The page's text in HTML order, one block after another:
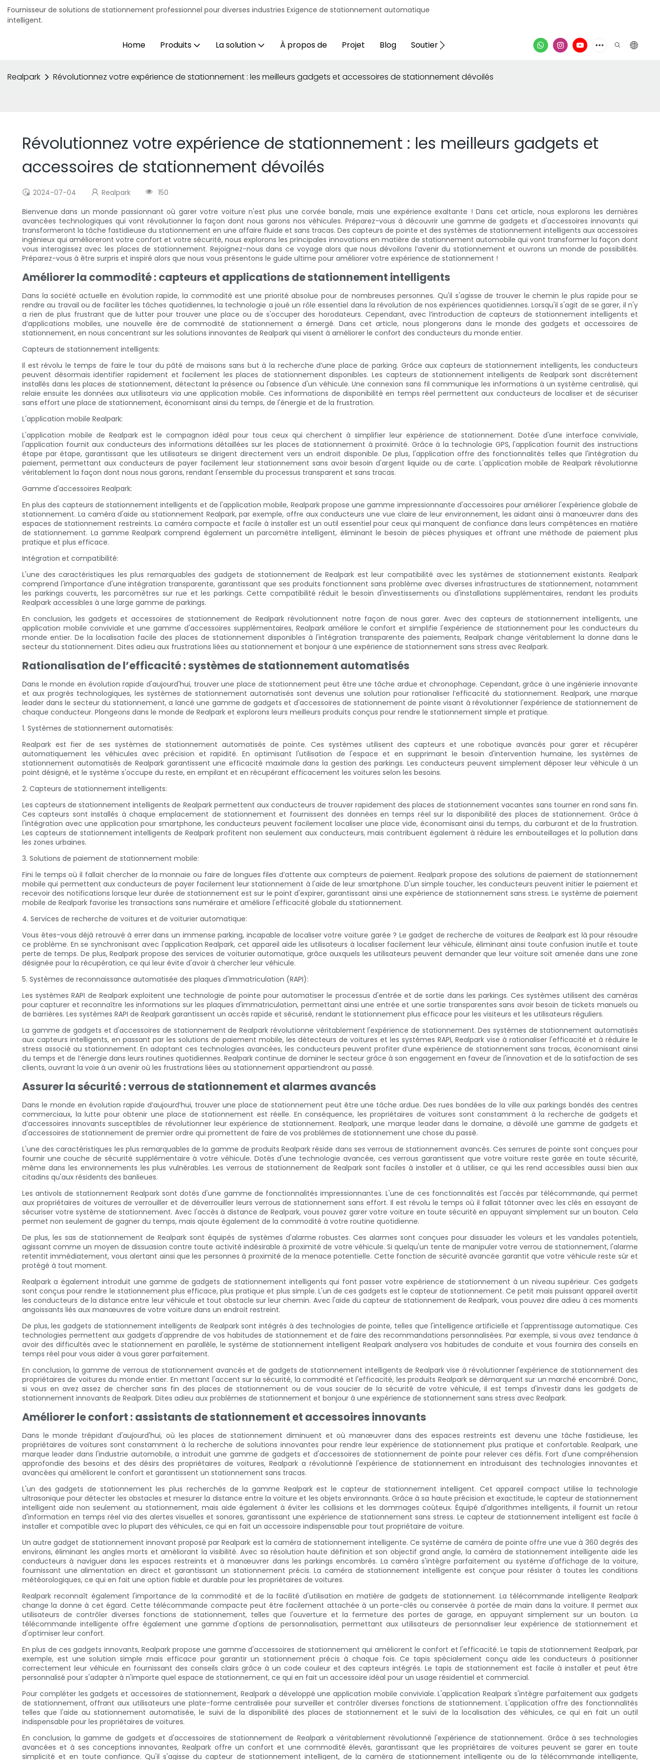
Fournisseur de solutions de stationnement professionnel pour diverses industries Exigence de stationnement automatique
intelligent.
Home Produits La solution À propos de Projet Blog Soutien vidéo
Realpark Révolutionnez votre expérience de stationnement : les meilleurs gadgets et accessoires de stationnement dévoilés
Révolutionnez votre expérience de stationnement : les meilleurs gadgets et
accessoires de stationnement dévoilés
2024-07-04 Realpark
150
Bienvenue dans un monde passionnant où garer votre voiture n'est plus une corvée banale, mais une expérience exaltante ! Dans cet article, nous explorons les dernières
avancées technologiques qui vont révolutionner la façon dont nous garons nos véhicules. Préparez-vous à découvrir une gamme de gadgets et d'accessoires innovants qui
transformeront la tâche fastidieuse du stationnement en une affaire fluide et sans tracas. Des capteurs de pointe et des systèmes de stationnement intelligents aux accessoires
ingénieux qui amélioreront votre confort et votre sécurité, nous explorons les principales innovations en matière de stationnement automobile qui vont transformer la façon dont
vous interagissez avec les places de stationnement. Rejoignez-nous dans ce voyage alors que nous dévoilons l’avenir du stationnement et ouvrons un monde de possibilités.
Préparez-vous à être surpris et inspiré alors que nous vous présentons le guide ultime pour améliorer votre expérience de stationnement !
Améliorer la commodité : capteurs et applications de stationnement intelligents
Dans la société actuelle en évolution rapide, la commodité est une priorité absolue pour de nombreuses personnes. Qu'il s'agisse de trouver le chemin le plus rapide pour se
rendre au travail ou de faciliter les tâches quotidiennes, la technologie a joué un rôle essentiel dans la révolution de nos expériences quotidiennes. Lorsqu'il s'agit de se garer, il n'y
a rien de plus frustrant que de lutter pour trouver une place ou de s'occuper des horodateurs. Cependant, avec l’introduction de capteurs de stationnement intelligents et
d’applications mobiles, une nouvelle ère de commodité de stationnement a émergé. Dans cet article, nous plongerons dans le monde des gadgets et accessoires de
stationnement, en nous concentrant sur les solutions innovantes de Realpark qui visent à améliorer le confort des conducteurs du monde entier.
Capteurs de stationnement intelligents:
Il est révolu le temps de faire le tour du pâté de maisons sans but à la recherche d’une place de parking. Grâce aux capteurs de stationnement intelligents, les conducteurs
peuvent désormais identifier rapidement et facilement les places de stationnement disponibles. Les capteurs de stationnement intelligents de Realpark sont discrètement
installés dans les places de stationnement, détectant la présence ou l'absence d'un véhicule. Une connexion sans fil communique les informations à un système centralisé, qui
relaie ensuite les données aux utilisateurs via une application mobile. Ces informations de disponibilité en temps réel permettent aux conducteurs de localiser et de sécuriser
sans effort une place de stationnement, économisant ainsi du temps, de l'énergie et de la frustration.
L'application mobile Realpark:
L'application mobile de Realpark est le compagnon idéal pour tous ceux qui cherchent à simplifier leur expérience de stationnement. Dotée d'une interface conviviale,
l'application fournit aux conducteurs des informations détaillées sur les places de stationnement à proximité. Grâce à la technologie GPS, l'application fournit des instructions
étape par étape, garantissant que les utilisateurs se dirigent directement vers un endroit disponible. De plus, l'application offre des fonctionnalités telles que l'intégration du
paiement, permettant aux conducteurs de payer facilement leur stationnement sans avoir besoin d'argent liquide ou de carte. L'application mobile de Realpark révolutionne
véritablement la façon dont nous nous garons, rendant l'ensemble du processus transparent et sans tracas.
Gamme d'accessoires Realpark:
En plus des capteurs de stationnement intelligents et de l'application mobile, Realpark propose une gamme impressionnante d'accessoires pour améliorer l'expérience globale de
stationnement. La caméra d'aide au stationnement Realpark, par exemple, offre aux conducteurs une vue claire de leur environnement, les aidant ainsi à manœuvrer dans des
espaces de stationnement restreints. La caméra compacte et facile à installer est un outil essentiel pour ceux qui manquent de confiance dans leurs compétences en matière
de stationnement. La gamme Realpark comprend également un parcomètre intelligent, éliminant le besoin de pièces physiques et offrant une méthode de paiement plus
pratique et plus efficace.
Intégration et compatibilité:
L'une des caractéristiques les plus remarquables des gadgets de stationnement de Realpark est leur compatibilité avec les systèmes de stationnement existants. Realpark
comprend l'importance d'une intégration transparente, garantissant que ses produits fonctionnent sans problème avec diverses infrastructures de stationnement, notamment
les parkings couverts, les parcomètres sur rue et les parkings. Cette compatibilité réduit le besoin d'investissements ou d'installations supplémentaires, rendant les produits
Realpark accessibles à une large gamme de parkings.
En conclusion, les gadgets et accessoires de stationnement de Realpark révolutionnent notre façon de nous garer. Avec des capteurs de stationnement intelligents, une
application mobile conviviale et une gamme d'accessoires supplémentaires, Realpark améliore le confort et simplifie l'expérience de stationnement pour les conducteurs du
monde entier. De la localisation facile des places de stationnement disponibles à l'intégration transparente des paiements, Realpark change véritablement la donne dans le
secteur du stationnement. Dites adieu aux frustrations liées au stationnement et bonjour à une expérience de stationnement sans stress avec Realpark.
Rationalisation de l’efficacité : systèmes de stationnement automatisés
Dans le monde en évolution rapide d'aujourd'hui, trouver une place de stationnement peut être une tâche ardue et chronophage. Cependant, grâce à une ingénierie innovante
et aux progrès technologiques, les systèmes de stationnement automatisés sont devenus une solution pour rationaliser l’efficacité du stationnement. Realpark, une marque
leader dans le secteur du stationnement, a lancé une gamme de gadgets et d'accessoires de stationnement de pointe visant à révolutionner l'expérience de stationnement de
chaque conducteur. Plongeons dans le monde de Realpark et explorons leurs meilleurs produits conçus pour rendre le stationnement simple et pratique.
1. Systèmes de stationnement automatisés:
Realpark est fier de ses systèmes de stationnement automatisés de pointe. Ces systèmes utilisent des capteurs et une robotique avancés pour garer et récupérer
automatiquement les véhicules avec précision et rapidité. En optimisant l'utilisation de l'espace et en supprimant le besoin d'intervention humaine, les systèmes de
stationnement automatisés de Realpark garantissent une efficacité maximale dans la gestion des parkings. Les conducteurs peuvent simplement déposer leur véhicule à un
point désigné, et le système s'occupe du reste, en empilant et en récupérant efficacement les voitures selon les besoins.
2. Capteurs de stationnement intelligents:
Les capteurs de stationnement intelligents de Realpark permettent aux conducteurs de trouver rapidement des places de stationnement vacantes sans tourner en rond sans fin.
Ces capteurs sont installés à chaque emplacement de stationnement et fournissent des données en temps réel sur la disponibilité des places de stationnement. Grâce à
l'intégration avec une application pour smartphone, les conducteurs peuvent facilement localiser une place vide, économisant ainsi du temps, du carburant et de la frustration.
Les capteurs de stationnement intelligents de Realpark profitent non seulement aux conducteurs, mais contribuent également à réduire les embouteillages et la pollution dans
les zones urbaines.
3. Solutions de paiement de stationnement mobile:
Fini le temps où il fallait chercher de la monnaie ou faire de longues files d’attente aux compteurs de paiement. Realpark propose des solutions de paiement de stationnement
mobile qui permettent aux conducteurs de payer facilement leur stationnement à l'aide de leur smartphone. D'un simple toucher, les conducteurs peuvent initier le paiement et
recevoir des notifications lorsque leur durée de stationnement est sur le point d'expirer, garantissant ainsi une expérience de stationnement sans stress. Le système de paiement
mobile de Realpark favorise les transactions sans numéraire et améliore l'efficacité globale du stationnement.
4. Services de recherche de voitures et de voiturier automatique:
Vous êtes-vous déjà retrouvé à errer dans un immense parking, incapable de localiser votre voiture garée ? Le gadget de recherche de voitures de Realpark est là pour résoudre
ce problème. En se synchronisant avec l'application Realpark, cet appareil aide les utilisateurs à localiser facilement leur véhicule, éliminant ainsi toute confusion inutile et toute
perte de temps. De plus, Realpark propose des services de voiturier automatique, grâce auxquels les utilisateurs peuvent demander que leur voiture soit amenée dans une zone
désignée pour la récupération, ce qui leur évite d'avoir à chercher leur véhicule.
5. Systèmes de reconnaissance automatisée des plaques d'immatriculation (RAPI):
Les systèmes RAPI de Realpark exploitent une technologie de pointe pour automatiser le processus d'entrée et de sortie dans les parkings. Ces systèmes utilisent des caméras
pour capturer et reconnaître les informations sur les plaques d'immatriculation, permettant ainsi une entrée et une sortie transparentes sans avoir besoin de tickets manuels ou
de barrières. Les systèmes RAPI de Realpark garantissent un accès rapide et sécurisé, rendant le stationnement plus efficace pour les visiteurs et les utilisateurs réguliers.
La gamme de gadgets et d'accessoires de stationnement de Realpark révolutionne véritablement l'expérience de stationnement. Des systèmes de stationnement automatisés
aux capteurs intelligents, en passant par les solutions de paiement mobile, les détecteurs de voitures et les systèmes RAPI, Realpark vise à rationaliser l'efficacité et à réduire le
stress associé au stationnement. En adoptant ces technologies avancées, les conducteurs peuvent profiter d’une expérience de stationnement sans tracas, économisant ainsi
du temps et de l’énergie dans leurs routines quotidiennes. Realpark continue de dominer le secteur grâce à son engagement en faveur de l'innovation et de la satisfaction de ses
clients, ouvrant la voie à un avenir où les frustrations liées au stationnement appartiendront au passé.
Assurer la sécurité : verrous de stationnement et alarmes avancés
Dans le monde en évolution rapide d’aujourd’hui, trouver une place de stationnement peut être une tâche ardue. Des rues bondées de la ville aux parkings bondés des centres
commerciaux, la lutte pour obtenir une place de stationnement est réelle. En conséquence, les propriétaires de voitures sont constamment à la recherche de gadgets et
d’accessoires innovants susceptibles de révolutionner leur expérience de stationnement. Realpark, une marque leader dans le domaine, a dévoilé une gamme de gadgets et
d'accessoires de stationnement de premier ordre qui promettent de faire de vos problèmes de stationnement une chose du passé.
L'une des caractéristiques les plus remarquables de la gamme de produits Realpark réside dans ses verrous de stationnement avancés. Ces serrures de pointe sont conçues pour
fournir une couche de sécurité supplémentaire à votre véhicule. Dotés d'une technologie avancée, ces verrous garantissent que votre voiture reste garée en toute sécurité,
même dans les environnements les plus vulnérables. Les verrous de stationnement de Realpark sont faciles à installer et à utiliser, ce qui les rend accessibles aussi bien aux
citadins qu'aux résidents des banlieues.
Les antivols de stationnement Realpark sont dotés d'une gamme de fonctionnalités impressionnantes. L'une de ces fonctionnalités est l'accès par télécommande, qui permet
aux propriétaires de voitures de verrouiller et de déverrouiller leurs verrous de stationnement sans effort. Il est révolu le temps où il fallait tâtonner avec les clés en essayant de
sécuriser votre système de stationnement. Avec l'accès à distance de Realpark, vous pouvez garer votre voiture en toute sécurité en appuyant simplement sur un bouton. Cela
permet non seulement de gagner du temps, mais ajoute également de la commodité à votre routine quotidienne.
De plus, les sas de stationnement de Realpark sont équipés de systèmes d'alarme robustes. Ces alarmes sont conçues pour dissuader les voleurs et les vandales potentiels,
agissant comme un moyen de dissuasion contre toute activité indésirable à proximité de votre véhicule. Si quelqu'un tente de manipuler votre verrou de stationnement, l'alarme
retentit immédiatement, vous alertant ainsi que les personnes à proximité de la menace potentielle. Cette fonction de sécurité avancée garantit que votre véhicule reste sûr et
protégé à tout moment.
Realpark a également introduit une gamme de gadgets de stationnement intelligents qui font passer votre expérience de stationnement à un niveau supérieur. Ces gadgets
sont conçus pour rendre le stationnement plus efficace, plus pratique et plus simple. L'un de ces gadgets est le capteur de stationnement. Ce petit mais puissant appareil avertit
les conducteurs de la distance entre leur véhicule et tout obstacle sur leur chemin. Avec l'aide du capteur de stationnement de Realpark, vous pouvez dire adieu à ces moments
angoissants liés aux manœuvres de votre voiture dans un endroit restreint.
De plus, les gadgets de stationnement intelligents de Realpark sont intégrés à des technologies de pointe, telles que l'intelligence artificielle et l'apprentissage automatique. Ces
technologies permettent aux gadgets d'apprendre de vos habitudes de stationnement et de faire des recommandations personnalisées. Par exemple, si vous avez tendance à
avoir des difficultés avec le stationnement en parallèle, le système de stationnement intelligent Realpark analysera vos habitudes de conduite et vous fournira des conseils en
temps réel pour vous aider à vous garer parfaitement.
En conclusion, la gamme de verrous de stationnement avancés et de gadgets de stationnement intelligents de Realpark vise à révolutionner l'expérience de stationnement des
propriétaires de voitures du monde entier. En mettant l'accent sur la sécurité, la commodité et l'efficacité, les produits Realpark se démarquent sur un marché encombré. Donc,
si vous en avez assez de chercher sans fin des places de stationnement ou de vous soucier de la sécurité de votre véhicule, il est temps d'investir dans les gadgets de
stationnement innovants de Realpark. Dites adieu aux problèmes de stationnement et bonjour à une expérience de stationnement sans stress avec Realpark.
Améliorer le confort : assistants de stationnement et accessoires innovants
Dans le monde trépidant d'aujourd'hui, où les places de stationnement diminuent et où manœuvrer dans des espaces restreints est devenu une tâche fastidieuse, les
propriétaires de voitures sont constamment à la recherche de solutions innovantes pour rendre leur expérience de stationnement plus pratique et confortable. Realpark, une
marque leader dans l'industrie automobile, a introduit une gamme de gadgets et d'accessoires de stationnement de pointe pour relever ces défis. Fort d'une compréhension
approfondie des besoins et des désirs des propriétaires de voitures, Realpark a révolutionné l'expérience de stationnement en introduisant des technologies innovantes et
avancées qui améliorent le confort et garantissent un stationnement sans tracas.
L'un des gadgets de stationnement les plus recherchés de la gamme Realpark est le capteur de stationnement intelligent. Cet appareil compact utilise la technologie
ultrasonique pour détecter les obstacles et mesurer la distance entre la voiture et les objets environnants. Grâce à sa haute précision et exactitude, le capteur de stationnement
intelligent aide non seulement au stationnement, mais aide également à éviter les collisions et les dommages coûteux. Équipé d'algorithmes intelligents, il fournit un retour
d'information en temps réel via des alertes visuelles et sonores, garantissant une expérience de stationnement sans stress. Le capteur de stationnement intelligent est facile à
installer et compatible avec la plupart des véhicules, ce qui en fait un accessoire indispensable pour tout propriétaire de voiture.
Un autre gadget de stationnement innovant proposé par Realpark est la caméra de stationnement intelligente. Ce système de caméra de pointe offre une vue à 360 degrés des
environs, éliminant les angles morts et améliorant la visibilité. Avec sa résolution haute définition et son objectif grand angle, la caméra de stationnement intelligente aide les
conducteurs à naviguer dans les espaces restreints et à manœuvrer dans les parkings encombrés. La caméra s'intègre parfaitement au système d'affichage de la voiture,
fournissant une alimentation en direct et garantissant un stationnement précis. La caméra de stationnement intelligente est conçue pour résister à toutes les conditions
météorologiques, ce qui en fait une option fiable et durable pour les propriétaires de voitures.
Realpark reconnaît également l'importance de la commodité et de la facilité d'utilisation en matière de gadgets de stationnement. La télécommande intelligente Realpark
change la donne à cet égard. Cette télécommande compacte peut être facilement attachée à un porte-clés ou conservée à portée de main dans la voiture. Il permet aux
utilisateurs de contrôler diverses fonctions de stationnement, telles que l'ouverture et la fermeture des portes de garage, en appuyant simplement sur un bouton. La
télécommande intelligente offre également une gamme d'options de personnalisation, permettant aux utilisateurs de personnaliser leur expérience de stationnement et
d'optimiser leur confort.
En plus de ces gadgets innovants, Realpark propose une gamme d'accessoires de stationnement qui améliorent le confort et l'efficacité. Le tapis de stationnement Realpark, par
exemple, est une solution simple mais efficace pour garantir un stationnement précis à chaque fois. Ce tapis spécialement conçu aide les conducteurs à positionner
correctement leur véhicule en fournissant des conseils clairs grâce à un code couleur et des capteurs intégrés. Le tapis de stationnement est facile à installer et peut être
personnalisé pour s'adapter à n'importe quel espace de stationnement, ce qui en fait un accessoire idéal pour un usage résidentiel et commercial.
Pour compléter les gadgets et accessoires de stationnement, Realpark a développé une application mobile conviviale. L'application Realpark s'intègre parfaitement aux gadgets
de stationnement, offrant aux utilisateurs une plate-forme centralisée pour surveiller et contrôler diverses fonctions de stationnement. L'application offre des fonctionnalités
telles que l'aide au stationnement automatisée, le suivi de la disponibilité des places de stationnement et le suivi de la localisation des véhicules, ce qui en fait un outil
indispensable pour les propriétaires de voitures.
En conclusion, la gamme de gadgets et d'accessoires de stationnement de Realpark a véritablement révolutionné l'expérience de stationnement. Grâce à ses technologies
avancées et à ses conceptions innovantes, Realpark offre un confort et une commodité élevés, garantissant que les propriétaires de voitures peuvent se garer en toute
simplicité et en toute confiance. Qu'il s'agisse du capteur de stationnement intelligent, de la caméra de stationnement intelligente ou de la télécommande intelligente,